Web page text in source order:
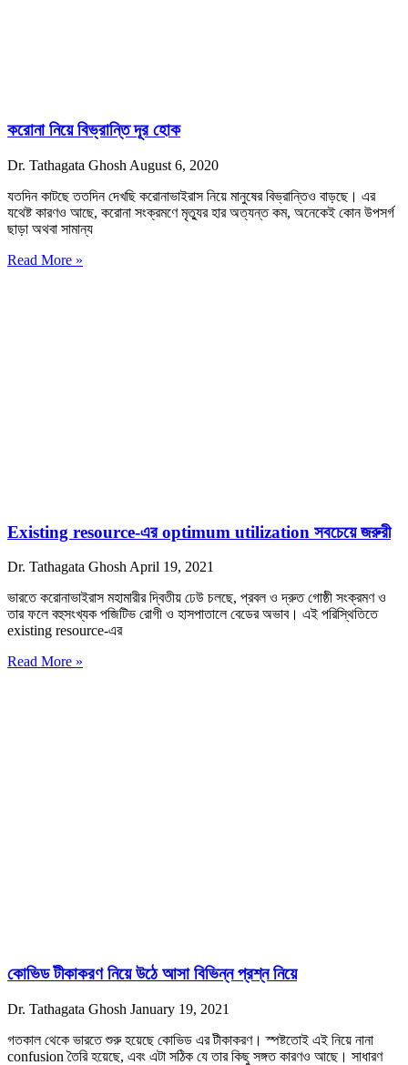
করোনা নিয়ে বিভ্রান্তি দূর হোক
Dr. Tathagata Ghosh August 6, 2020
যতদিন কাটছে ততদিন দেখছি করোনাভাইরাস নিয়ে মানুষের বিভ্রান্তিও বাড়ছে। এর
যথেষ্ট কারণও আছে, করোনা সংক্রমণে মৃত্যুর হার অত্যন্ত কম, অনেকেই কোন উপসর্গ
ছাড়া অথবা সামান্য
Read More »
Existing resource-এর optimum utilization সবচেয়ে জরুরী
Dr. Tathagata Ghosh April 19, 2021
ভারতে করোনাভাইরাস মহামারীর দ্বিতীয় ঢেউ চলছে, প্রবল ও দ্রুত গোষ্ঠী সংক্রমণ ও
তার ফলে বহুসংখ্যক পজিটিভ রোগী ও হাসপাতালে বেডের অভাব। এই পরিস্থিতিতে
existing resource-এর
Read More »
কোভিড টীকাকরণ নিয়ে উঠে আসা বিভিন্ন প্রশ্ন নিয়ে
Dr. Tathagata Ghosh January 19, 2021
গতকাল থেকে ভারতে শুরু হয়েছে কোভিড এর টীকাকরণ। স্পষ্টতোই এই নিয়ে নানা
confusion তৈরি হয়েছে, এবং এটা সঠিক যে তার কিছু সঙ্গত কারণও আছে। সাধারণ